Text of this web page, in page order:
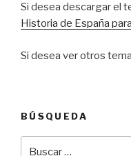
Si desea descargar el
Historia de España
Si desea ver otros
BÚSQUEDA